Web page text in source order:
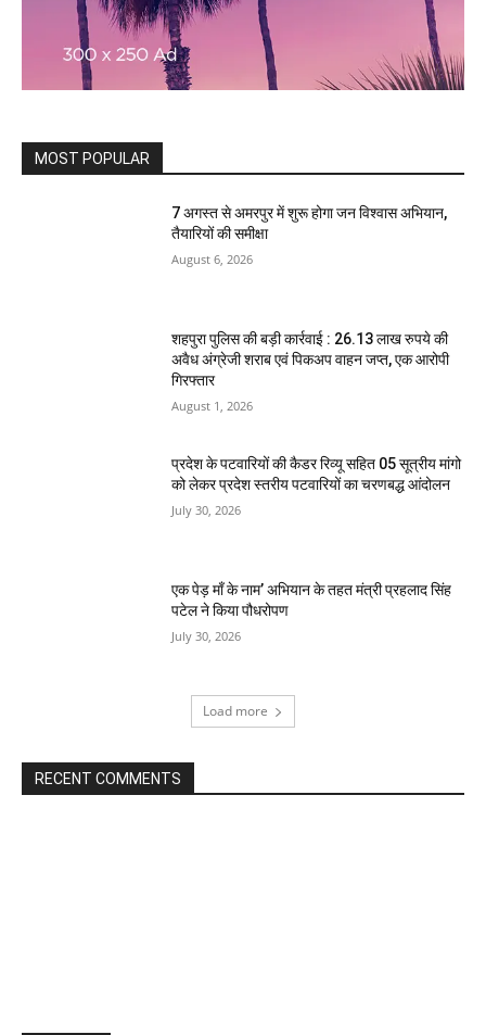
MOST POPULAR
7 अगस्त से अमरपुर में शुरू होगा जन विश्वास अभियान,
तैयारियों की समीक्षा
August 6, 2026
शहपुरा पुलिस की बड़ी कार्रवाई : 26.13 लाख रुपये की
अवैध अंग्रेजी शराब एवं पिकअप वाहन जप्त, एक आरोपी
गिरफ्तार
August 1, 2026
प्रदेश के पटवारियों की कैडर रिव्यू सहित 05 सूत्रीय मांगो
को लेकर प्रदेश स्तरीय पटवारियों का चरणबद्ध आंदोलन
July 30, 2026
एक पेड़ माँ के नाम’ अभियान के तहत मंत्री प्रहलाद सिंह
पटेल ने किया पौधरोपण
July 30, 2026
Load more
RECENT COMMENTS